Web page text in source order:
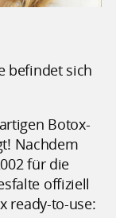
befindet sich
Botox-
Nachdem
für die
offiziell
ready-to-use: